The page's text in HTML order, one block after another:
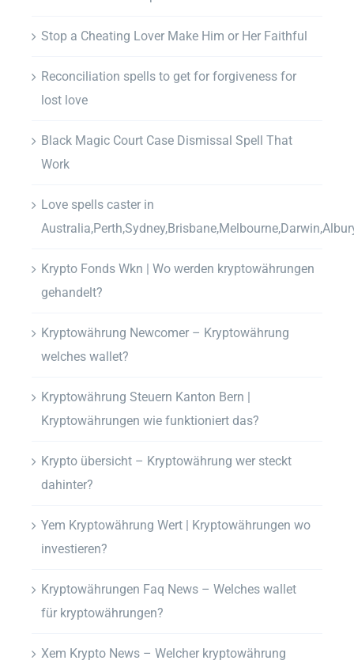
Stop a Cheating Lover Make Him or Her Faithful
Reconciliation spells to get for forgiveness for
lost love
Black Magic Court Case Dismissal Spell That
Work
Love spells caster in
Krypto Fonds Wkn | Wo werden kryptowährungen
gehandelt?
Kryptowährung Newcomer – Kryptowährung
welches wallet?
Kryptowährung Steuern Kanton Bern |
Kryptowährungen wie funktioniert das?
Krypto übersicht – Kryptowährung wer steckt
dahinter?
Yem Kryptowährung Wert | Kryptowährungen wo
investieren?
Kryptowährungen Faq News – Welches wallet
für kryptowährungen?
Xem Krypto News – Welcher kryptowährung